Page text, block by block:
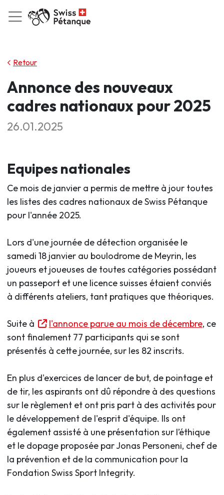
Retour
Annonce des nouveaux
cadres nationaux pour 2025
26.01.2025
Equipes nationales
Ce mois de janvier a permis de mettre à jour toutes
les listes des cadres nationaux de Swiss Pétanque
pour l'année 2025.
Lors d'une journée de détection organisée le
samedi 18 janvier au boulodrome de Meyrin, les
joueurs et joueuses de toutes catégories possédant
un passeport et une licence suisses étaient conviés
à différents ateliers, tant pratiques que théoriques.
Suite à l'annonce parue au mois de décembre, ce
sont finalement 77 participants qui se sont
présentés à cette journée, sur les 82 inscrits.
En plus d'exercices de lancer de but, de pointage et
de tir, les aspirants ont dû répondre à des questions
sur le règlement et ont pris part à des activités pour
le développement de l'esprit d'équipe. Ils ont
également assisté à une présentation sur l’éthique
et le dopage proposée par Jonas Personeni, chef de
la prévention et de la communication pour la
Fondation Swiss Sport Integrity.